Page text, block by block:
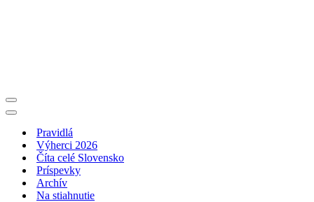
Menu
navigácie
Menu
navigáciePravidlá
Výherci 2026
Číta celé Slovensko
Príspevky
Archív
Na stiahnutie